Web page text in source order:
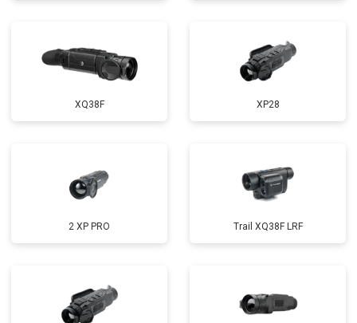
XQ38F XP28
2 XP PRO Trail XQ38F LRF